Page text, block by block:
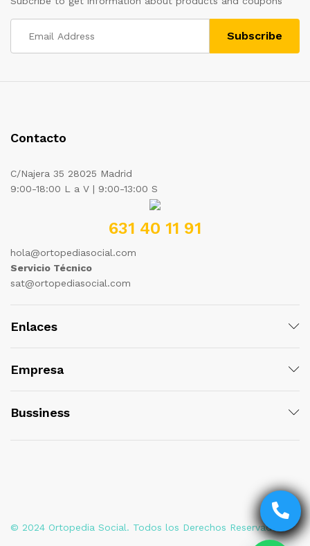
Contacto
C/Najera 35 28025 Madrid
9:00-18:00 L a V | 9:00-13:00 S
631 40 11 91
hola@ortopediasocial.com
Servicio Técnico
sat@ortopediasocial.com
Enlaces
Empresa
Bussiness
© 2024 Ortopedia Social. Todos los Derechos Reservados